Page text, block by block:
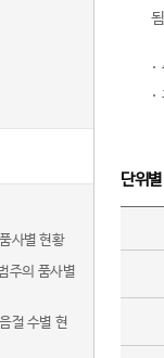
사별 현황
주의 품사별
절 수별 현
단위